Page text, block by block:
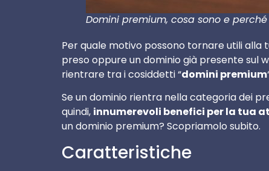
Domini premium, cosa sono e
Per quale motivo possono tornare utili
preso oppure un dominio già presente sul
rientrare tra i cosiddetti “domini premium
Se un dominio rientra nella categoria dei
quindi, innumerevoli benefici per la tua
un dominio premium? Scopriamolo subito.
Caratteristiche